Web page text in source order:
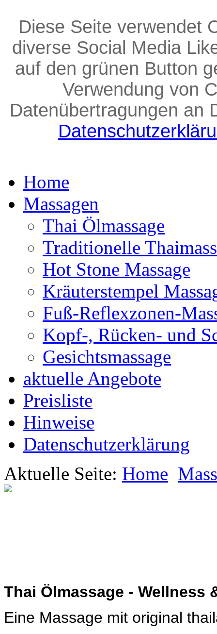
Diese Seite verwendet
diverse Social Media
auf den grünen Button
Verwendung von
Datenübertragungen an
Home
Massagen
Thai Ölmassage
Traditionelle
Hot Stone Massage
Kräuterstempel
Fuß-Reflexzonen-
Kopf-, Rücken- und
Gesichtsmassage
aktuelle Angebote
Preisliste
Hinweise
Datenschutzerklärung
Aktuelle Seite: Home
Thai Ölmassage - Wellness
Eine Massage mit original